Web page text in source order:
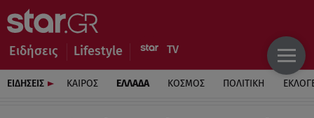
Ειδήσεις Lifestyle
ΕΙΔΗΣΕΙΣ ΚΑΙΡΟΣ ΕΛΛΑΔΑ ΚΟΣΜΟΣ ΠΟΛΙΤΙΚΗ